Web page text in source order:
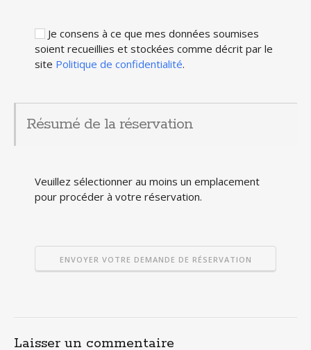
Je consens à ce que mes données soumises
soient recueillies et stockées comme décrit par le
site Politique de confidentialité.
Résumé de la réservation
Veuillez sélectionner au moins un emplacement
pour procéder à votre réservation.
Laisser un commentaire